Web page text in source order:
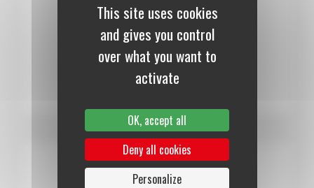
12 mois :99,00 €
Numérique
S’abonner au journal
This site uses cookies
and gives you control
over what you want to
activate
OK, accept all
Deny all cookies
Personalize